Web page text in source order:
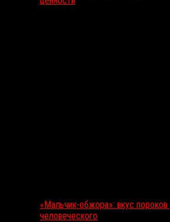
«Мальчик-обжора»: вкус
человеческого